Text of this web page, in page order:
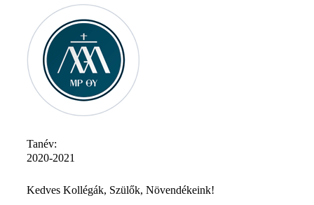
Tanév:
2020-2021
Kedves Kollégák, Szülők, Növendékeink!